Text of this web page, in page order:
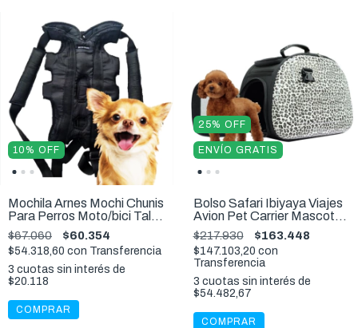
10% OFF
Mochila Arnes Mochi Chunis
Para Perros Moto/bici Talle
S
$67.060 $60.354
$54.318,60 con Transferencia
3 cuotas sin interés de
$20.118
COMPRAR
25% OFF
ENVÍO GRATIS
Bolso Safari Ibiyaya Viajes
Avion Pet Carrier Mascota
6 kg
$217.930 $163.448
$147.103,20 con
Transferencia
3 cuotas sin interés de
$54.482,67
COMPRAR